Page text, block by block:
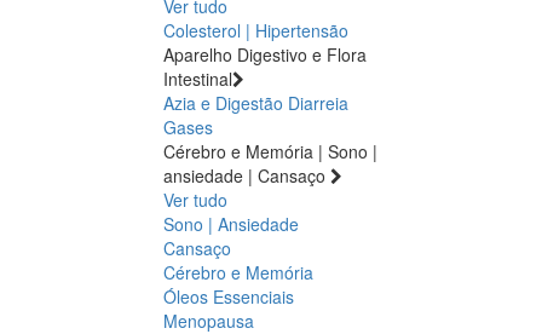
Ver tudo
Colesterol | Hipertensão
Aparelho Digestivo e Flora
Intestinal
Azia e Digestão Diarreia
Gases
Cérebro e Memória | Sono |
ansiedade | Cansaço
Ver tudo
Sono | Ansiedade
Cansaço
Cérebro e Memória
Óleos Essenciais
Menopausa